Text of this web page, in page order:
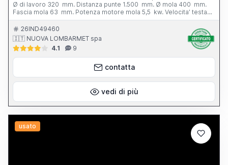
Ø di lavoro 320 mm. Distanza punte 1.500 mm. Ø mola 400 mm.
Fascia mola 63 mm. Potenza motore mola 5,5 kw. Velocita’ testa
portapezzo - N. 6; 28 - 280 g/min. Inclinazione tavola - 3° / + 6°
Peso totale 3.800 kg. Completa di: - n. 1 autocentrante Ø 165 mm.
- n. 1 lunetta chiusa - vasca con filtro - cunei di livellamento
26IND49460
🇮🇹 NUOVA LOMBARMET spa
4.1
9
contatta
vedi di più
usato